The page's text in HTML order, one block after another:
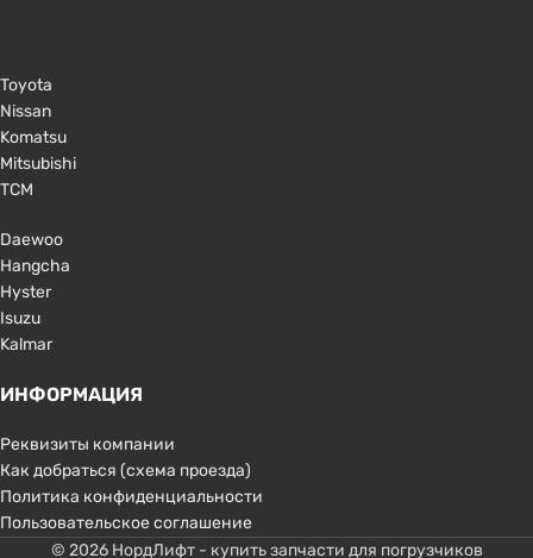
Toyota
Nissan
Komatsu
Mitsubishi
TCM
Daewoo
Hangcha
Hyster
Isuzu
Kalmar
ИНФОРМАЦИЯ
Реквизиты компании
Как добраться (схема проезда)
Политика конфиденциальности
Пользовательское соглашение
© 2026 НордЛифт - купить запчасти для погрузчиков